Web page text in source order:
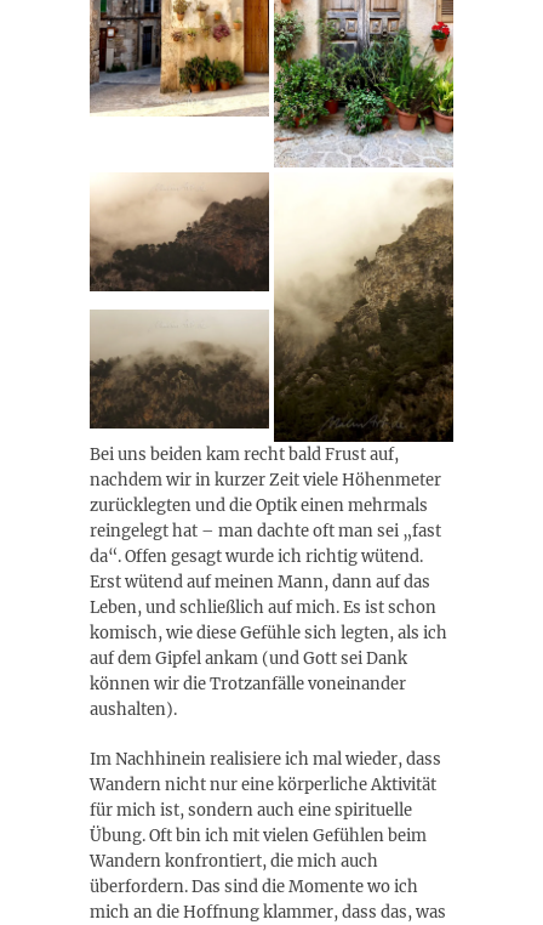
Bei uns beiden kam recht bald Frust auf,
nachdem wir in kurzer Zeit viele Höhenmeter
zurücklegten und die Optik einen mehrmals
reingelegt hat – man dachte oft man sei „fast
da“. Offen gesagt wurde ich richtig wütend.
Erst wütend auf meinen Mann, dann auf das
Leben, und schließlich auf mich. Es ist schon
komisch, wie diese Gefühle sich legten, als ich
auf dem Gipfel ankam (und Gott sei Dank
können wir die Trotzanfälle voneinander
aushalten).
Im Nachhinein realisiere ich mal wieder, dass
Wandern nicht nur eine körperliche Aktivität
für mich ist, sondern auch eine spirituelle
Übung. Oft bin ich mit vielen Gefühlen beim
Wandern konfrontiert, die mich auch
überfordern. Das sind die Momente wo ich
mich an die Hoffnung klammer, dass das, was